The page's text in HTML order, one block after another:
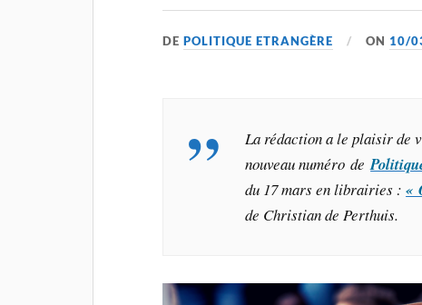
DEPOLITIQUE ETRANGÈRE ON 10/
La rédaction a le plaisir de
nouveau numéro de
du 17 mars en librairies :«
de Christian de Perthuis.